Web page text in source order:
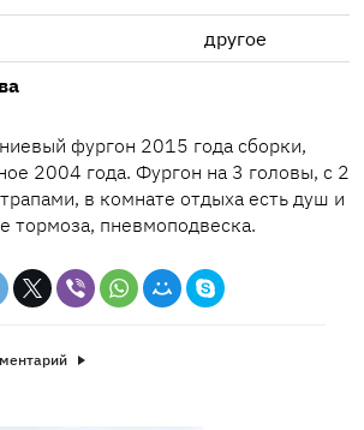
другое
фургон 2015 года сборки,
2004 года. Фургон на 3 головы, с 2
в комнате отдыха есть душ и
тормоза, пневмоподвеска.